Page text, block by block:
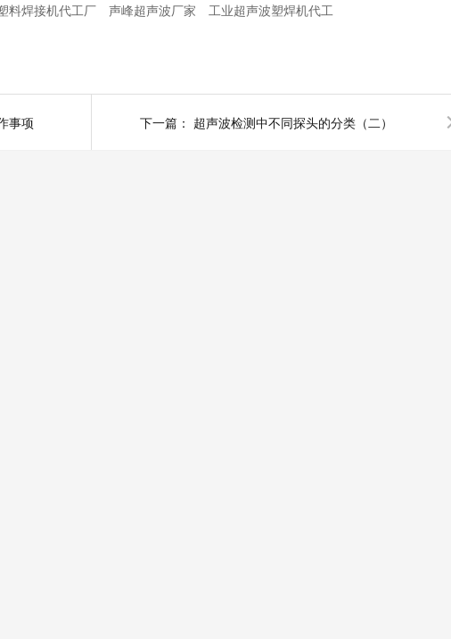
料焊接机代工厂 声峰超声波厂家
工业超声波塑焊机代工
事项 下一篇： 超声波检测中不同探头的分类（二）